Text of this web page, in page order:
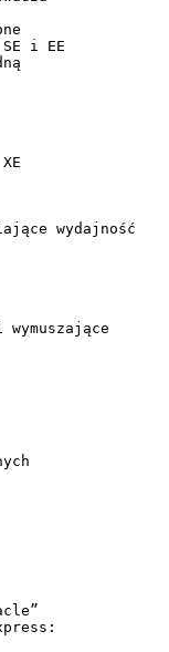
i EE
wydajność